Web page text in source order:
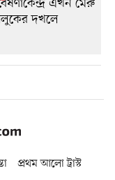
প্রথম আলো ট্রাস্ট